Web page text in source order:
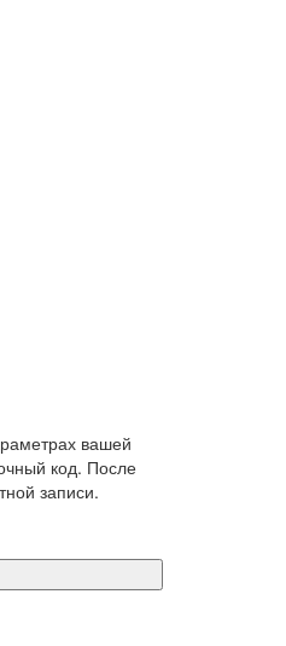
вашей
код. После
записи.